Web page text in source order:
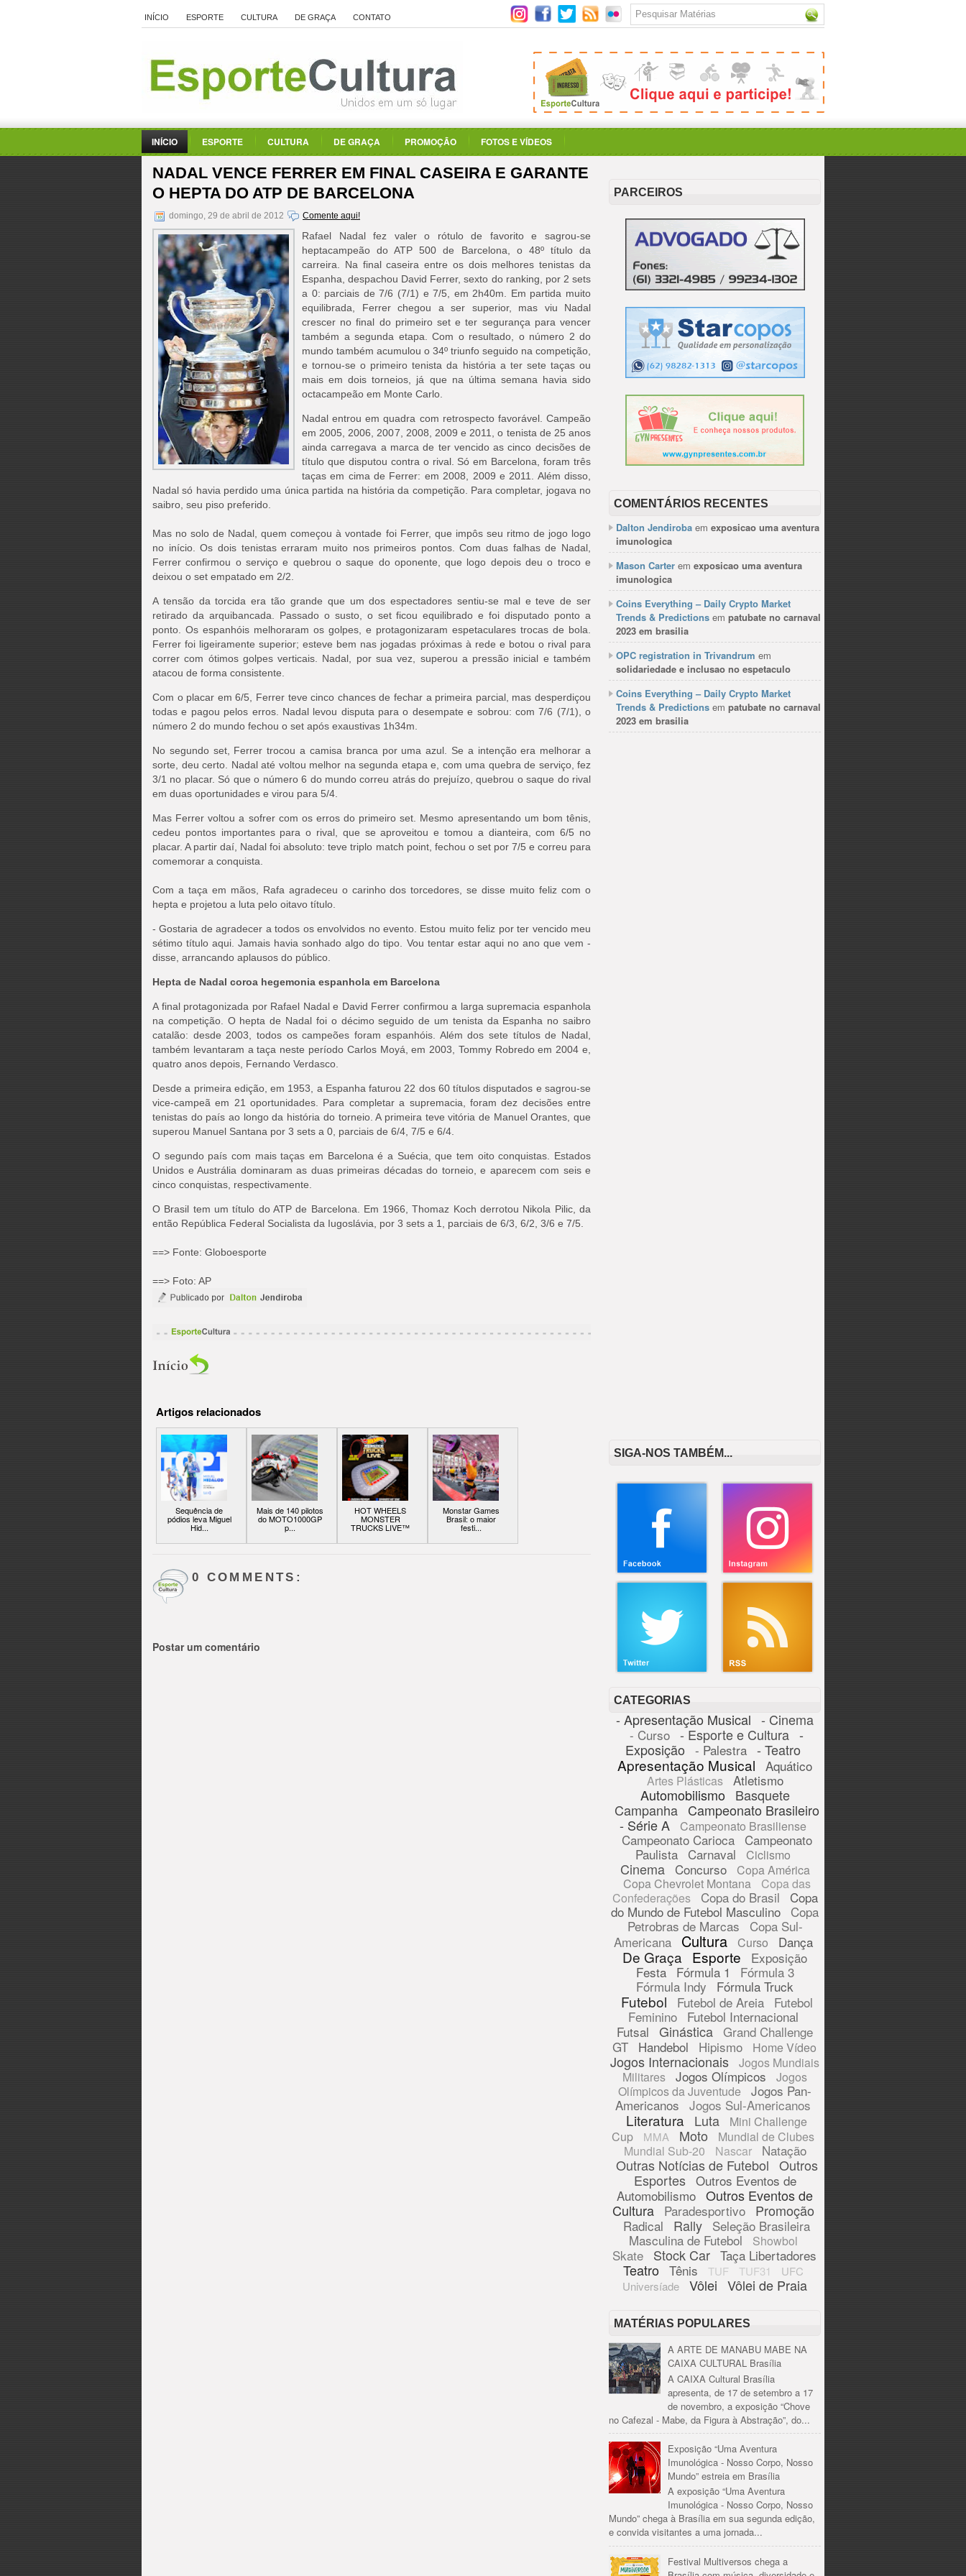
INÍCIO ESPORTE CULTURA DE GRAÇA CONTATO
INÍCIO ESPORTE CULTURA DE GRAÇA PROMOÇÃO FOTOS E VÍDEOS
NADAL VENCE FERRER EM FINAL CASEIRA E GARANTE
O HEPTA DO ATP DE BARCELONA
domingo, 29 de abril de 2012 Comente aqui!
Rafael Nadal fez valer o rótulo de favorito e sagrou-se
heptacampeão do ATP 500 de Barcelona, o 48º título da
carreira. Na final caseira entre os dois melhores tenistas da
Espanha, despachou David Ferrer, sexto do ranking, por 2 sets
a 0: parciais de 7/6 (7/1) e 7/5, em 2h40m. Em partida muito
equilibrada, Ferrer chegou a ser superior, mas viu Nadal
crescer no final do primeiro set e ter segurança para vencer
também a segunda etapa. Com o resultado, o número 2 do
mundo também acumulou o 34º triunfo seguido na competição,
e tornou-se o primeiro tenista da história a ter sete taças ou
mais em dois torneios, já que na última semana havia sido
octacampeão em Monte Carlo.
Nadal entrou em quadra com retrospecto favorável. Campeão
em 2005, 2006, 2007, 2008, 2009 e 2011, o tenista de 25 anos
ainda carregava a marca de ter vencido as cinco decisões de
título que disputou contra o rival. Só em Barcelona, foram três
taças em cima de Ferrer: em 2008, 2009 e 2011. Além disso,
Nadal só havia perdido uma única partida na história da competição. Para completar, jogava no
saibro, seu piso preferido.
Mas no solo de Nadal, quem começou à vontade foi Ferrer, que impôs seu ritmo de jogo logo
no início. Os dois tenistas erraram muito nos primeiros pontos. Com duas falhas de Nadal,
Ferrer confirmou o serviço e quebrou o saque do oponente, que logo depois deu o troco e
deixou o set empatado em 2/2.
A tensão da torcida era tão grande que um dos espectadores sentiu-se mal e teve de ser
retirado da arquibancada. Passado o susto, o set ficou equilibrado e foi disputado ponto a
ponto. Os espanhóis melhoraram os golpes, e protagonizaram espetaculares trocas de bola.
Ferrer foi ligeiramente superior; esteve bem nas jogadas próximas à rede e botou o rival para
correr com ótimos golpes verticais. Nadal, por sua vez, superou a pressão inicial e também
atacou de forma consistente.
Com o placar em 6/5, Ferrer teve cinco chances de fechar a primeira parcial, mas desperdiçou
todas e pagou pelos erros. Nadal levou disputa para o desempate e sobrou: com 7/6 (7/1), o
número 2 do mundo fechou o set após exaustivas 1h34m.
No segundo set, Ferrer trocou a camisa branca por uma azul. Se a intenção era melhorar a
sorte, deu certo. Nadal até voltou melhor na segunda etapa e, com uma quebra de serviço, fez
3/1 no placar. Só que o número 6 do mundo correu atrás do prejuízo, quebrou o saque do rival
em duas oportunidades e virou para 5/4.
Mas Ferrer voltou a sofrer com os erros do primeiro set. Mesmo apresentando um bom tênis,
cedeu pontos importantes para o rival, que se aproveitou e tomou a dianteira, com 6/5 no
placar. A partir daí, Nadal foi absoluto: teve triplo match point, fechou o set por 7/5 e correu para
comemorar a conquista.
Com a taça em mãos, Rafa agradeceu o carinho dos torcedores, se disse muito feliz com o
hepta e projetou a luta pelo oitavo título.
- Gostaria de agradecer a todos os envolvidos no evento. Estou muito feliz por ter vencido meu
sétimo título aqui. Jamais havia sonhado algo do tipo. Vou tentar estar aqui no ano que vem -
disse, arrancando aplausos do público.
Hepta de Nadal coroa hegemonia espanhola em Barcelona
A final protagonizada por Rafael Nadal e David Ferrer confirmou a larga supremacia espanhola
na competição. O hepta de Nadal foi o décimo seguido de um tenista da Espanha no saibro
catalão: desde 2003, todos os campeões foram espanhóis. Além dos sete títulos de Nadal,
também levantaram a taça neste período Carlos Moyá, em 2003, Tommy Robredo em 2004 e,
quatro anos depois, Fernando Verdasco.
Desde a primeira edição, em 1953, a Espanha faturou 22 dos 60 títulos disputados e sagrou-se
vice-campeã em 21 oportunidades. Para completar a supremacia, foram dez decisões entre
tenistas do país ao longo da história do torneio. A primeira teve vitória de Manuel Orantes, que
superou Manuel Santana por 3 sets a 0, parciais de 6/4, 7/5 e 6/4.
O segundo país com mais taças em Barcelona é a Suécia, que tem oito conquistas. Estados
Unidos e Austrália dominaram as duas primeiras décadas do torneio, e aparecem com seis e
cinco conquistas, respectivamente.
O Brasil tem um título do ATP de Barcelona. Em 1966, Thomaz Koch derrotou Nikola Pilic, da
então República Federal Socialista da Iugoslávia, por 3 sets a 1, parciais de 6/3, 6/2, 3/6 e 7/5.
==> Fonte: Globoesporte
==> Foto: AP
Artigos relacionados
Sequência de
pódios leva Miguel
Hid...
Mais de 140 pilotos
do MOTO1000GP
p...
HOT WHEELS
MONSTER
TRUCKS LIVE™
Monstar Games
Brasil: o maior
festi...
0 COMMENTS:
Postar um comentário
PARCEIROS
COMENTÁRIOS RECENTES
Dalton Jendiroba em exposicao uma aventura
imunologica
Mason Carter em exposicao uma aventura
imunologica
Coins Everything – Daily Crypto Market
Trends & Predictions em patubate no carnaval
2023 em brasilia
OPC registration in Trivandrum em
solidariedade e inclusao no espetaculo
Coins Everything – Daily Crypto Market
Trends & Predictions em patubate no carnaval
2023 em brasilia
SIGA-NOS TAMBÉM...
CATEGORIAS
- Apresentação Musical - Cinema
- Curso - Esporte e Cultura -
Exposição - Palestra - Teatro
Apresentação Musical Aquático
Artes Plásticas Atletismo
Automobilismo
Basquete
Campanha Campeonato Brasileiro
- Série A
Campeonato Brasiliense
Campeonato Carioca
Campeonato
Paulista Carnaval Ciclismo
Cinema Concurso
Copa América
Copa Chevrolet Montana
Copa das
Confederações
Copa do Brasil Copa
do Mundo de Futebol Masculino Copa
Petrobras de Marcas
Copa Sul-
Americana
Cultura Curso Dança
De Graça Esporte
Exposição
Festa
Fórmula 1
Fórmula 3
Fórmula Indy
Fórmula Truck
Futebol Futebol de Areia
Futebol
Feminino
Futebol Internacional
Futsal Ginástica Grand Challenge
GT Handebol Hipismo Home Vídeo
Jogos Internacionais
Jogos Mundiais
Militares
Jogos Olímpicos
Jogos
Olímpicos da Juventude
Jogos Pan-
Americanos Jogos Sul-Americanos
Literatura Luta
Mini Challenge
Cup
MMA Moto
Mundial de Clubes
Mundial Sub-20
Nascar Natação
Outras Notícias de Futebol Outros
Esportes Outros Eventos de
Automobilismo Outros Eventos de
Cultura
Paradesportivo Promoção
Radical Rally Seleção Brasileira
Masculina de Futebol
Showbol
Skate Stock Car Taça Libertadores
Teatro Tênis TUF TUF31
UFC
Universíade
Vôlei Vôlei de Praia
MATÉRIAS POPULARES
A ARTE DE MANABU MABE NA
CAIXA CULTURAL Brasília
A CAIXA Cultural Brasília
apresenta, de 17 de setembro a 17
de novembro, a exposição “Chove
no Cafezal - Mabe, da Figura à Abstração”, do...
Exposição “Uma Aventura
Imunológica - Nosso Corpo, Nosso
Mundo” estreia em Brasília
A exposição “Uma Aventura
Imunológica - Nosso Corpo, Nosso
Mundo” chega à Brasília em sua segunda edição,
e convida visitantes a uma jornada...
Festival Multiversos chega a